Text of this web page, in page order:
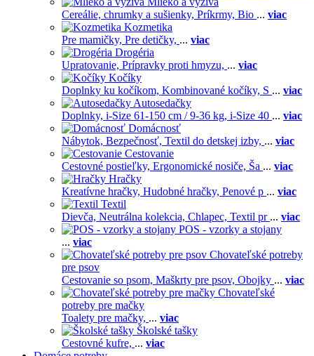
Cereálie, chrumky a sušienky, Príkrmy, Bio ... viac
Kozmetika
Pre mamičky, Pre detičky, ... viac
Drogéria
Upratovanie, Prípravky proti hmyzu, ... viac
Kočíky
Doplnky ku kočíkom, Kombinované kočíky, S ... viac
Autosedačky
Doplnky, i-Size 61-150 cm / 9-36 kg, i-Size 40 ... viac
Domácnosť
Nábytok, Bezpečnosť, Textil do detskej izby, ... viac
Cestovanie
Cestovné postieľky, Ergonomické nosiče, Ša ... viac
Hračky
Kreatívne hračky, Hudobné hračky, Penové p ... viac
Textil
Dievča, Neutrálna kolekcia, Chlapec, Textil pr ... viac
POS - vzorky a stojany
... viac
Chovateľské potreby
pre psov
Cestovanie so psom, Maškrty pre psov, Obojky ... viac
Chovateľské
potreby pre mačky
Toalety pre mačky, ... viac
Školské tašky
Cestovné kufre, ... viac